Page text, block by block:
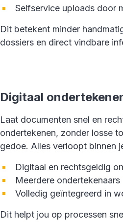
Selfservice uploads door
Dit betekent minder
dossiers en direct vindbare
Digitaal
Laat documenten snel en
ondertekenen, zonder losse
gedoe. Alles verloopt binnen
Digitaal en rechtsgeldig
Meerdere ondertekenaars
Volledig geïntegreerd in
Dit helpt jou op processen